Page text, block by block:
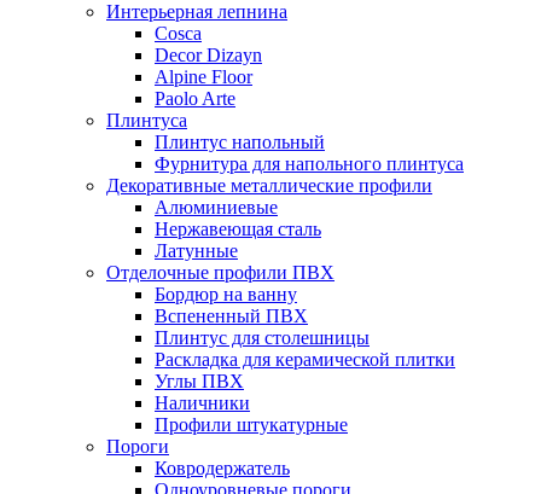
Интерьерная лепнина
Cosca
Decor Dizayn
Alpine Floor
Paolo Arte
Плинтуса
Плинтус напольный
Фурнитура для напольного плинтуса
Декоративные металлические профили
Алюминиевые
Нержавеющая сталь
Латунные
Отделочные профили ПВХ
Бордюр на ванну
Вспененный ПВХ
Плинтус для столешницы
Раскладка для керамической плитки
Углы ПВХ
Наличники
Профили штукатурные
Пороги
Ковродержатель
Одноуровневые пороги